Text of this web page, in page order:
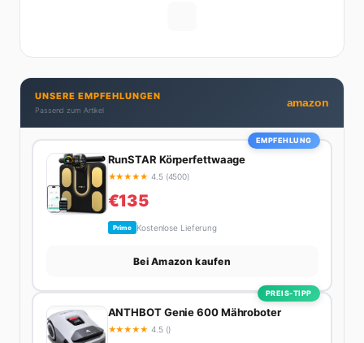
Privatleben unter einen Hut bekommt. Privat ist sie
bekennende Kaffee-Süchtige (3+ Tassen am Tag,
Minimum), Podcast-Hörerin und verbringt ihre
Wochenenden am liebsten in der Natur oder auf dem
UNSERE EMPFEHLUNGEN
Passend zum Artikel
amazon
EMPFEHLUNG
RunSTAR Körperfettwaage
★★★★★ 4.5 (4500)
€135
Prime Kostenlose Lieferung
Bei Amazon kaufen
PREIS-TIPP
ANTHBOT Genie 600 Mähroboter
★★★★★ 4.5 ()